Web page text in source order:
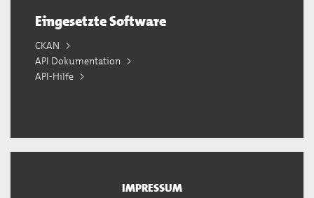
Eingesetzte Software
CKAN
API Dokumentation
API-Hilfe
IMPRESSUM